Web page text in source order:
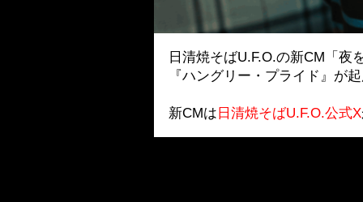
日清焼そばU.F.O.の新CM「夜
『ハングリー・プライド』が
新CMは 日清焼そばU.F.O.公式X